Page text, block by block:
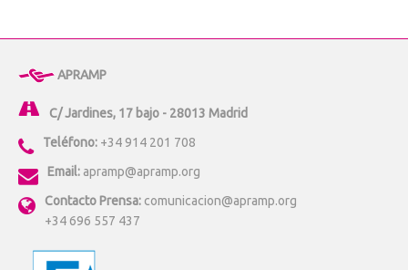
APRAMP
C/ Jardines, 17 bajo - 28013 Madrid
Teléfono: +34 914 201 708
Email: apramp@apramp.org
Contacto Prensa: comunicacion@apramp.org
+34 696 557 437